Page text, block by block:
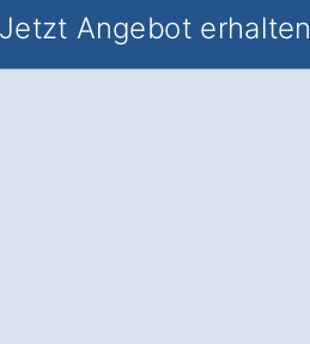
Jetzt Angebot erhalten